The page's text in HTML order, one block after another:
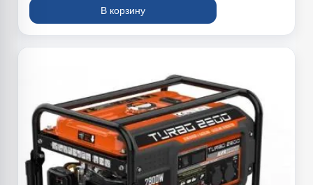
В корзину